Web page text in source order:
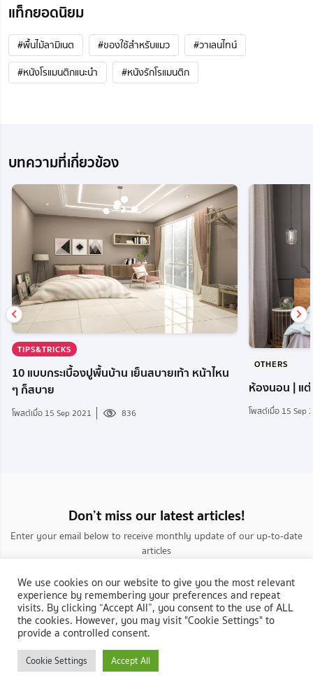
แท็กยอดนิยม
#พื้นไม้ลามิเนต #ของใช้สำหรับแมว
#วาเลนไทน์
#หนังโรแมนติกแนะนํา
#หนังรักโรแมนติก
บทความที่เกี่ยวข้อง
TIPS&TRICKS
10 แบบกระเบื้องปูพื้นบ้าน เย็นสบายเท้า หน้าไหน
ๆ ก็สบาย
โพสต์เมื่อ 15 Sep 2021 836
OTHERS
ห้องนอน | แ
โพสต์เมื่อ 15 Sep
Don’t miss our latest articles!
Enter your email below to receive monthly update of our up-to-date
articles
กลับสู่ NocNoc.com
We use cookies on our website to give you the most relevant
experience by remembering your preferences and repeat
visits. By clicking “Accept All”, you consent to the use of ALL
the cookies. However, you may visit "Cookie Settings" to
provide a controlled consent.
Cookie Settings Accept All